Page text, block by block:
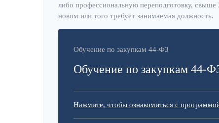
либо профессиональную переподготовку,
новом или того требует занимаемая должность.
Обучение по закупкам 44-ФЗ
Обучение по закупкам 44-
Нажмите, чтобы ознакомиться с